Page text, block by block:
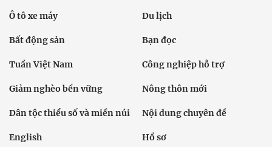
Ô tô xe máy Du lịch
Bất động sản Bạn đọc
Tuần Việt Nam Công nghiệp hỗ trợ
Giảm nghèo bền vững Nông thôn mới
Dân tộc thiểu số và miền núi Nội dung chuyên đề
English Hồ sơ